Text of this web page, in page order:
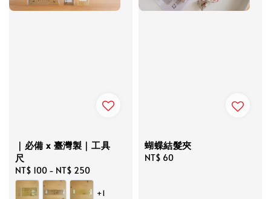
｜必備 x 臺灣製｜工具
尺
Regular
price
NT$ 100 - NT$ 250
+1
蝴蝶結髮夾
Regular
NT$ 60